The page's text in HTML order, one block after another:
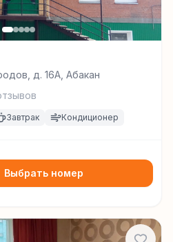
д. 16А, Абакан
Завтрак Кондиционер
Выбрать номер